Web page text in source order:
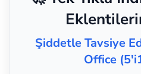
Şiddetle Tavsiye
Office